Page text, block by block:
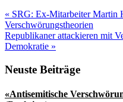
Vorheriger
Beitrag:
« SRG: Ex-Mitarbeiter Martin
Verschwörungstheorien
Nächster
Beitrag:
Republikaner attackieren mit
Demokratie »
Seitenspalte
Neuste Beiträge
«Antisemitische